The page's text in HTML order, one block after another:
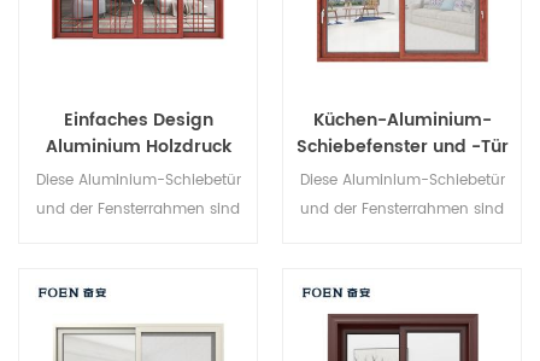
Einfaches Design
Aluminium Holzdruck
Schlafzimmer
Schiebetür
Diese Aluminium-Schiebetür
und der Fensterrahmen sind
die Diebstahlsicherung sind
hervorragend. Verschiedene
Küchen-Aluminium-
Schiebefenster und -Tür
Diese Aluminium-Schiebetür
und der Fensterrahmen sind
Diebstahlsicherung sind
hervorragend. Verschiedene
Türtypen für unterschiedliche